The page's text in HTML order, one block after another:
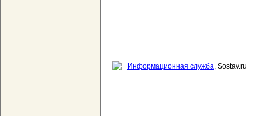
Информационная служба, Sostav.ru